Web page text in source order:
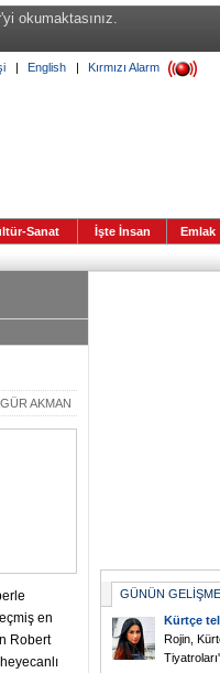
okumaktasınız.
| English | Kırmızı Alarm
Sanat İşte İnsan Emlak
AKMAN
en
Robert
GÜNÜN
Kürtçe
Rojin,